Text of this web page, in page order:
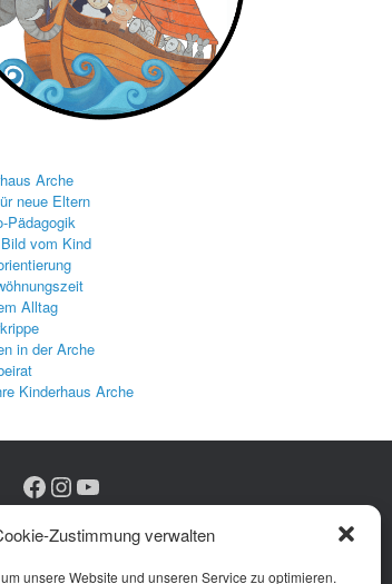
Zustimmung verwalten
unsere Website und unseren Service zu optimieren.
Arche
neue Eltern
Pädagogik
vom Kind
Alltag
in der Arche
Kinderhaus Arche
Facebook
Instagram
YouTube